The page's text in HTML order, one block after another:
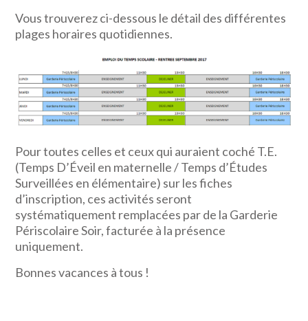
Vous trouverez ci-dessous le détail des différentes
plages horaires quotidiennes.
Pour toutes celles et ceux qui auraient coché T.E.
(Temps D’Éveil en maternelle / Temps d’Études
Surveillées en élémentaire) sur les fiches
d’inscription, ces activités seront
systématiquement remplacées par de la Garderie
Périscolaire Soir, facturée à la présence
uniquement.
Bonnes vacances à tous !